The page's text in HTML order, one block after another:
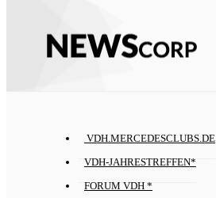
VDH.MERCEDESCLUBS.DE
VDH-JAHRESTREFFEN*
FORUM VDH *